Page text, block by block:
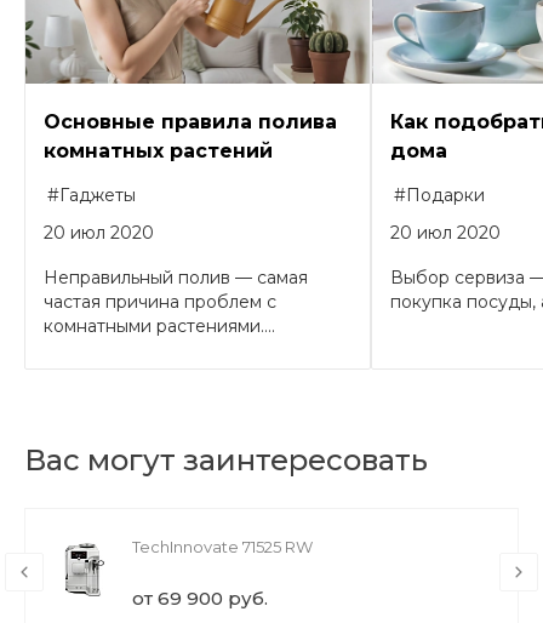
Основные правила полива
комнатных растений
#Гаджеты
20 июл 2020
Неправильный полив — самая
частая причина проблем с
комнатными растениями....
Как
дома
#Подарки
20 июл 2020
Выбор сервиза
покупка посуды,
Вас могут заинтересовать
TechInnovate 71525 RW
от 69 900 руб.